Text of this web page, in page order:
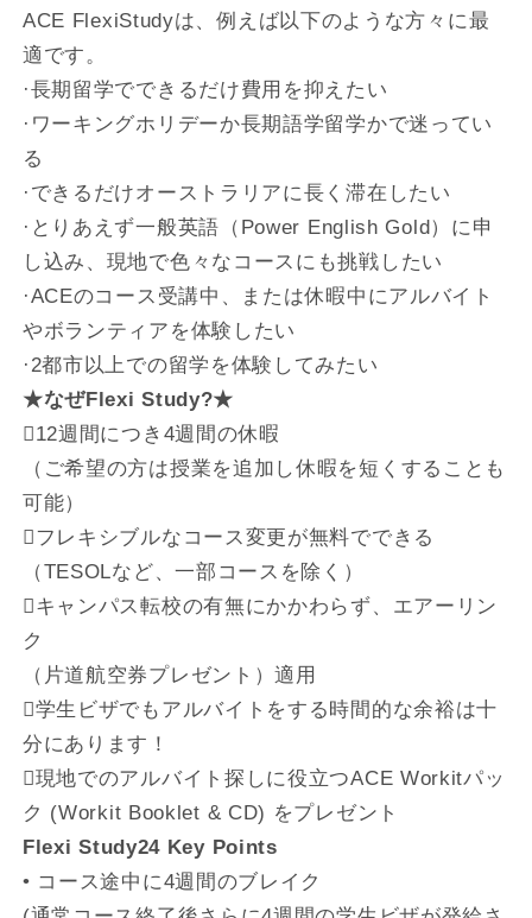
ACE FlexiStudyは、例えば以下のような方々に最
適です。
·長期留学でできるだけ費用を抑えたい
·ワーキングホリデーか長期語学留学かで迷ってい
る
·できるだけオーストラリアに長く滞在したい
·とりあえず一般英語（Power English Gold）に申
し込み、現地で色々なコースにも挑戦したい
·ACEのコース受講中、または休暇中にアルバイト
やボランティアを体験したい
·2都市以上での留学を体験してみたい
★なぜFlexi Study?★
􀀹12週間につき4週間の休暇
（ご希望の方は授業を追加し休暇を短くすることも
可能）
􀀹フレキシブルなコース変更が無料でできる
（TESOLなど、一部コースを除く）
􀀹キャンパス転校の有無にかかわらず、エアーリン
ク
（片道航空券プレゼント）適用
􀀹学生ビザでもアルバイトをする時間的な余裕は十
分にあります！
􀀹現地でのアルバイト探しに役立つACE Workitパッ
ク (Workit Booklet & CD) をプレゼント
Flexi Study24 Key Points
• コース途中に4週間のブレイク